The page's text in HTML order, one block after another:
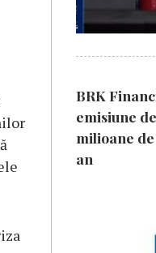
BRK
emisiune
milioane de
an